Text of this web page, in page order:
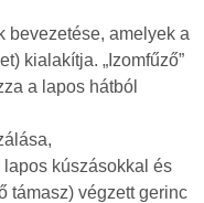
bevezetése, amelyek a
kialakítja. „Izomfűző”
a lapos hátból
kúszásokkal és
támasz) végzett gerinc